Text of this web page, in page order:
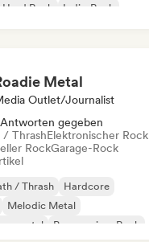
Hard Rock Indie-Rock
Metal
Outlet/Journalist
gegeben
/ ThrashElektronischer Rock
RockGarage-Rock
/ Thrash
Hardcore
Melodic Metal
metal
Progressiver Rock